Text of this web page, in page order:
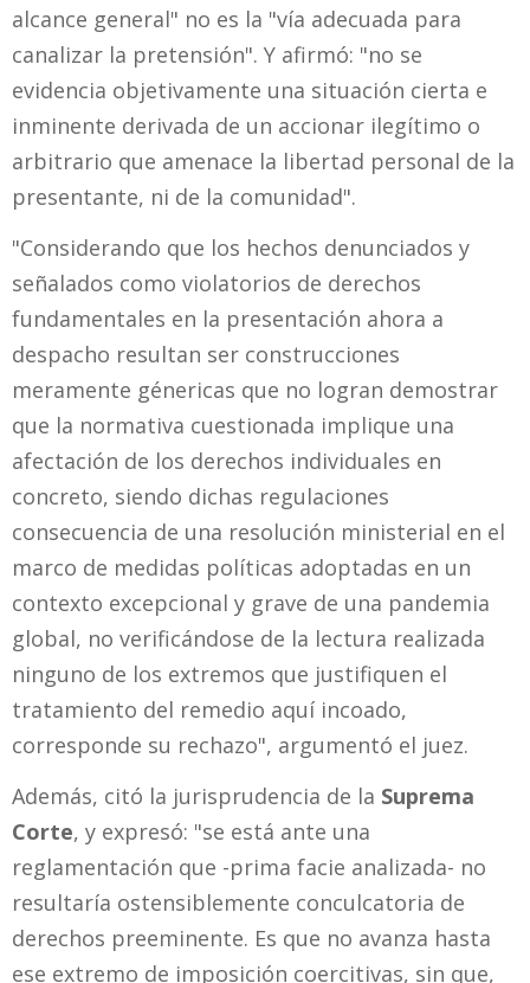
alcance general" no es la "vía adecuada para
canalizar la pretensión". Y afirmó: "no se
evidencia objetivamente una situación cierta e
inminente derivada de un accionar ilegítimo o
arbitrario que amenace la libertad personal de la
presentante, ni de la comunidad".
"Considerando que los hechos denunciados y
señalados como violatorios de derechos
fundamentales en la presentación ahora a
despacho resultan ser construcciones
meramente génericas que no logran demostrar
que la normativa cuestionada implique una
afectación de los derechos individuales en
concreto, siendo dichas regulaciones
consecuencia de una resolución ministerial en el
marco de medidas políticas adoptadas en un
contexto excepcional y grave de una pandemia
global, no verificándose de la lectura realizada
ninguno de los extremos que justifiquen el
tratamiento del remedio aquí incoado,
corresponde su rechazo", argumentó el juez.
Además, citó la jurisprudencia de la Suprema
Corte, y expresó: "se está ante una
reglamentación que -prima facie analizada- no
resultaría ostensiblemente conculcatoria de
derechos preeminente. Es que no avanza hasta
ese extremo de imposición coercitivas, sin que,